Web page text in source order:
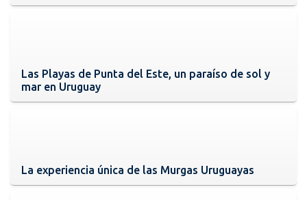
Las Playas de Punta del Este, un paraíso de sol y
mar en Uruguay
La experiencia única de las Murgas Uruguayas